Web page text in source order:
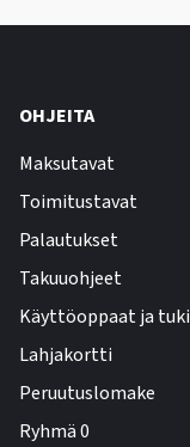
OHJEITA
Maksutavat
Toimitustavat
Palautukset
Takuuohjeet
Käyttöoppaat ja tuki
Lahjakortti
Peruutuslomake
Ryhmä 0